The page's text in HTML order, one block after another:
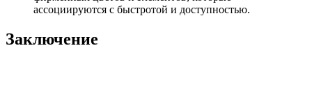
ассоциируются с быстротой и доступностью.
Заключение